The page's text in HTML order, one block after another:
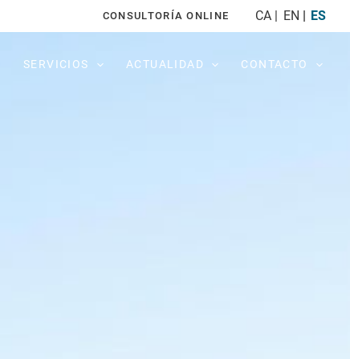
CONSULTORÍA ONLINE CA EN ES
SERVICIOS ACTUALIDAD CONTACTO